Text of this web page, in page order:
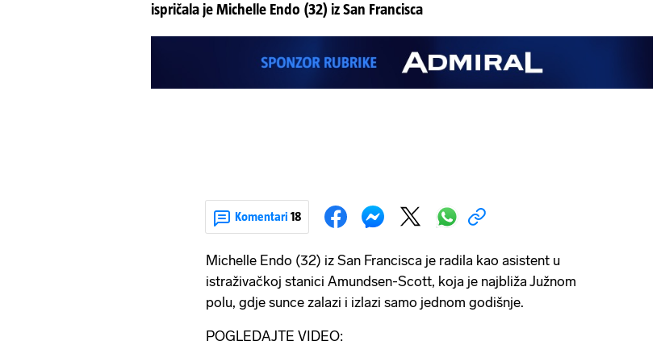
ispričala je Michelle Endo (32) iz San Francisca
Komentari 18
Michelle Endo (32) iz San Francisca je radila kao asistent u
istraživačkoj stanici Amundsen-Scott, koja je najbliža Južnom
polu, gdje sunce zalazi i izlazi samo jednom godišnje.
POGLEDAJTE VIDEO: